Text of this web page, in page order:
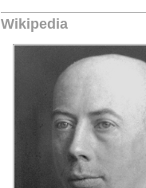
Wikipedia